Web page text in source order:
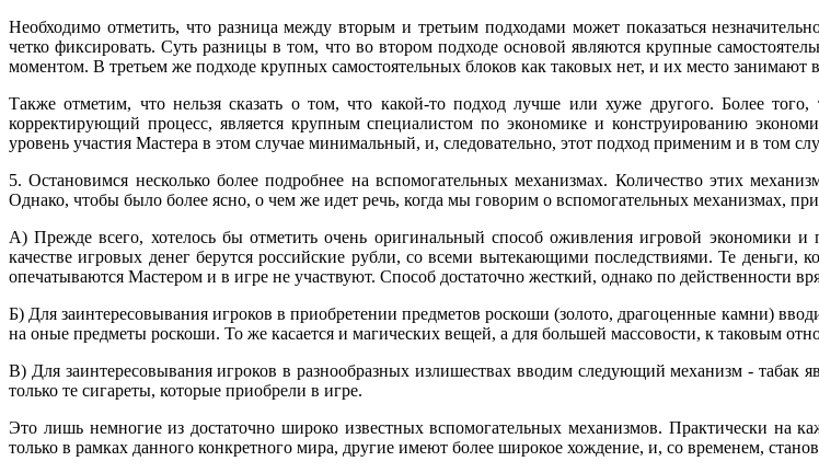
Необходимо отметить, что разница между вторым и третьим подходами может показаться
четко фиксировать. Суть разницы в том, что во втором подходе основой являются крупные
моментом. В третьем же подходе крупных самостоятельных блоков как таковых нет, и их место занимают
Также отметим, что нельзя сказать о том, что какой-то подход лучше или хуже другого. Более
корректирующий процесс, является крупным специалистом по экономике и конструированию
уровень участия Мастера в этом случае минимальный, и, следовательно, этот подход применим и в том
5. Остановимся несколько более подробнее на вспомогательных механизмах. Количество этих
Однако, чтобы было более ясно, о чем же идет речь, когда мы говорим о вспомогательных механизмах,
А) Прежде всего, хотелось бы отметить очень оригинальный способ оживления игровой
качестве игровых денег берутся российские рубли, со всеми вытекающими последствиями. Те деньги,
опечатываются Мастером и в игре не участвуют. Способ достаточно жесткий, однако по действенности
Б) Для заинтересовывания игроков в приобретении предметов роскоши (золото, драгоценные камни)
на оные предметы роскоши. То же касается и магических вещей, а для большей массовости, к таковым
В) Для заинтересовывания игроков в разнообразных излишествах вводим следующий механизм - табак
только те сигареты, которые приобрели в игре.
Это лишь немногие из достаточно широко известных вспомогательных механизмов. Практически
только в рамках данного конкретного мира, другие имеют более широкое хождение, и, со временем,